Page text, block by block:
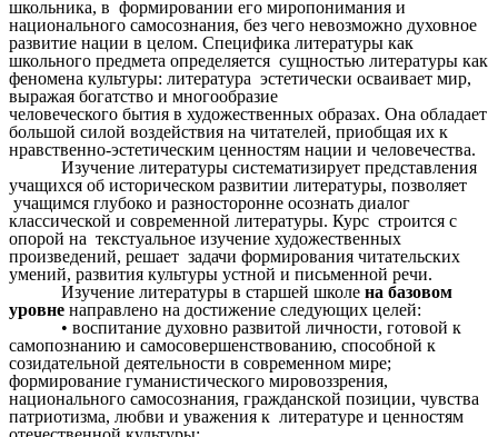
школьника, в формировании его миропонимания и
национального самосознания, без чего невозможно духовное
развитие нации в целом. Специфика литературы как
школьного предмета определяется сущностью литературы как
феномена культуры: литература эстетически осваивает мир,
выражая богатство и многообразие
человеческого бытия в художественных образах. Она обладает
большой силой воздействия на читателей, приобщая их к
нравственно-эстетическим ценностям нации и человечества.
Изучение литературы систематизирует представления
учащихся об историческом развитии литературы, позволяет
учащимся глубоко и разносторонне осознать диалог
классической и современной литературы. Курс строится с
опорой на текстуальное изучение художественных
произведений, решает задачи формирования читательских
умений, развития культуры устной и письменной речи.
Изучение литературы в старшей школена базовом
уровне направлено на достижение следующих целей:
• воспитание духовно развитой личности, готовой к
самопознанию и самосовершенствованию, способной к
созидательной деятельности в современном мире;
формирование гуманистического мировоззрения,
национального самосознания, гражданской позиции, чувства
патриотизма, любви и уважения к литературе и ценностям